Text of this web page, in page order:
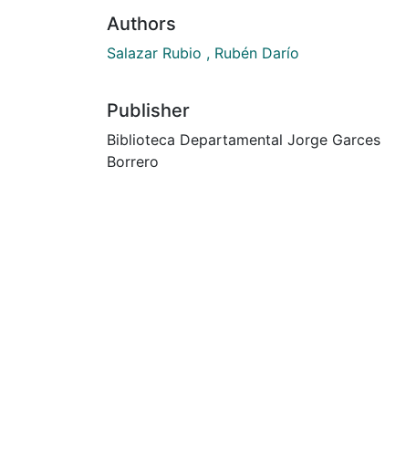
Authors
Salazar Rubio , Rubén Darío
Publisher
Biblioteca Departamental Jorge Garces
Borrero